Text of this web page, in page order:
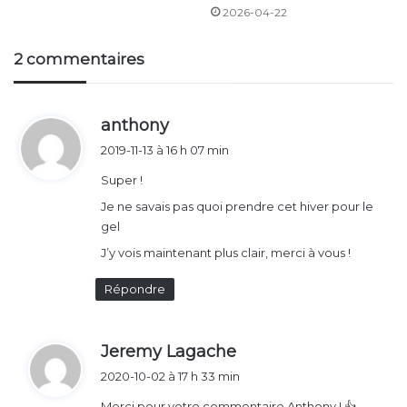
Dégivrant pare-brise, spray Express Spécial grand froid
2026-04-22
2 commentaires
anthonyd
:
2019-11-13 à 16 h 07 min
Super !
Je ne savais pas quoi prendre cet hiver pour le
gel
J’y vois maintenant plus clair, merci à vous !
Répondre
Jeremy Lagache
2020-10-02 à 17 h 33 min